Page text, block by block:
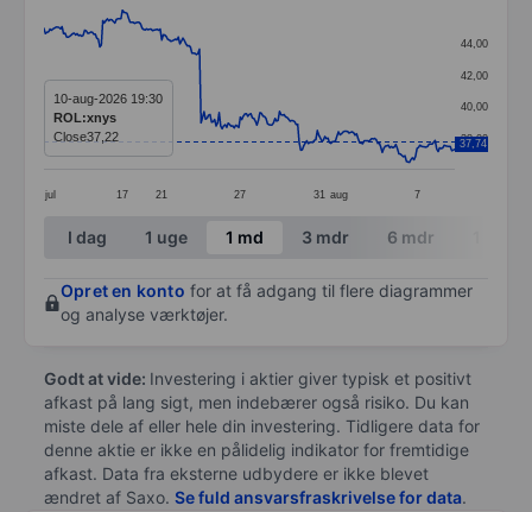
Line chart with 273 data points.
The chart has 1 X axis displaying categories.
The chart has 1 Y axis displaying values. Data
jul 17 21 27 31 aug 7
38,00
40,00
42,00
44,00
37,74
10-aug-2026 19:30
ROL:xnys
Close37,22
End of interactive chart.
I dag 1 uge 1 md 3 mdr 6 mdr
Opret en konto for at få adgang til flere diagrammer
og analyse værktøjer.
Godt at vide: Investering i aktier giver typisk et positivt
afkast på lang sigt, men indebærer også risiko. Du kan
miste dele af eller hele din investering. Tidligere data for
denne aktie er ikke en pålidelig indikator for fremtidige
afkast. Data fra eksterne udbydere er ikke blevet
ændret af Saxo. Se fuld ansvarsfraskrivelse for data.